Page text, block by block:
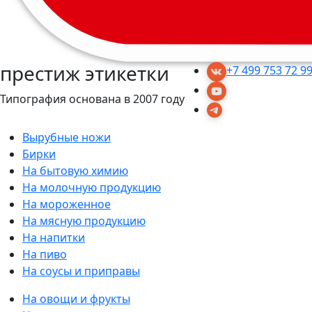
престиж этикетки
Типография основана в 2007 году
+7 499 753 72 99
Вырубные ножи
Бирки
На бытовую химию
На молочную продукцию
На мороженное
На мясную продукцию
На напитки
На пиво
На соусы и приправы
На овощи и фрукты